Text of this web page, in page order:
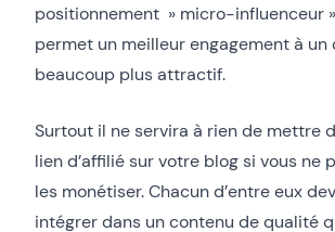
positionnement » micro-influenceur »
permet un meilleur engagement à un
beaucoup plus attractif.
Surtout il ne servira à rien de mettre
lien d’affilié sur votre blog si vous ne
les monétiser. Chacun d’entre eux
intégrer dans un contenu de qualité